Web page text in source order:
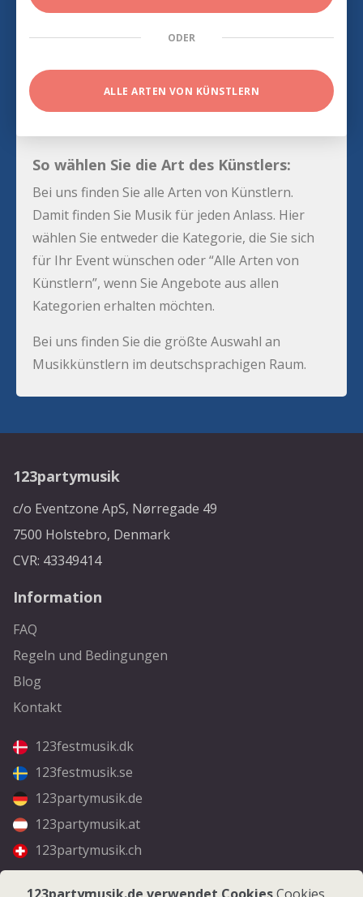
ODER
ALLE ARTEN VON KÜNSTLERN
So wählen Sie die Art des Künstlers:
Bei uns finden Sie alle Arten von Künstlern.
Damit finden Sie Musik für jeden Anlass. Hier
wählen Sie entweder die Kategorie, die Sie sich
für Ihr Event wünschen oder “Alle Arten von
Künstlern”, wenn Sie Angebote aus allen
Kategorien erhalten möchten.
Bei uns finden Sie die größte Auswahl an
Musikkünstlern im deutschsprachigen Raum.
123partymusik
c/o Eventzone ApS, Nørregade 49
7500 Holstebro, Denmark
CVR: 43349414
Information
FAQ
Regeln und Bedingungen
Blog
Kontakt
123festmusik.dk
123festmusik.se
123partymusik.de
123partymusik.at
123partymusik.ch
Folgen Sie uns